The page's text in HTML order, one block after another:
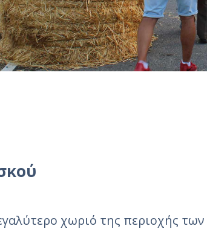
χωριό της περιοχής